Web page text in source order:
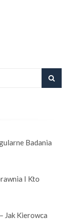
Badania
I Kto
Jak Kierowca